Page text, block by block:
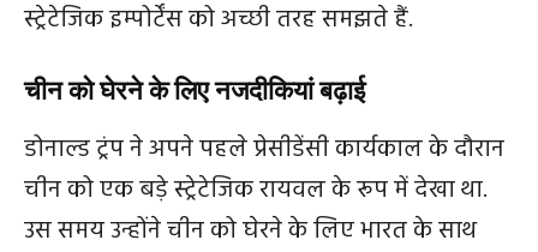
स्ट्रेटेजिक इम्पोर्टेंस को अच्छी तरह समझते हैं.
चीन को घेरने के लिए नजदीकियां बढ़ाई
डोनाल्ड ट्रंप ने अपने पहले प्रेसीडेंसी कार्यकाल के दौरान
चीन को एक बड़े स्ट्रेटेजिक रायवल के रूप में देखा था.
उस समय उन्होंने चीन को घेरने के लिए भारत के साथ